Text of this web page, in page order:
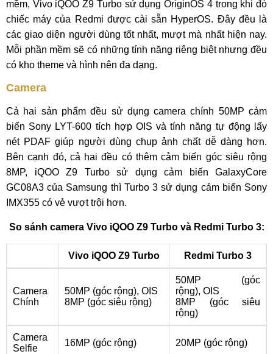
mềm, Vivo iQOO Z9 Turbo sử dụng OriginOS 4 trong khi đó
chiếc máy của Redmi được cài sẵn HyperOS. Đây đều là
các giao diện người dùng tốt nhất, mượt mà nhất hiện nay.
Mỗi phần mềm sẽ có những tính năng riêng biệt nhưng đều
có kho theme và hình nên đa dạng.
Camera
Cả hai sản phẩm đều sử dụng camera chính 50MP cảm
biến Sony LYT-600 tích hợp OIS và tính năng tự động lấy
nét PDAF giúp người dùng chụp ảnh chất dễ dàng hơn.
Bên cạnh đó, cả hai đều có thêm cảm biến góc siêu rộng
8MP, iQOO Z9 Turbo sử dụng cảm biến GalaxyCore
GC08A3 của Samsung thì Turbo 3 sử dụng cảm biến Sony
IMX355 có vẻ vượt trội hơn.
So sánh camera Vivo iQOO Z9 Turbo và Redmi Turbo 3:
Vivo iQOO Z9 Turbo Redmi Turbo 3
Camera
Chính
50MP (góc rộng), OIS
8MP (góc siêu rộng)
50MP (góc
rộng), OIS
8MP (góc siêu
rộng)
Camera
Selfie
16MP (góc rộng) 20MP (góc rộng)